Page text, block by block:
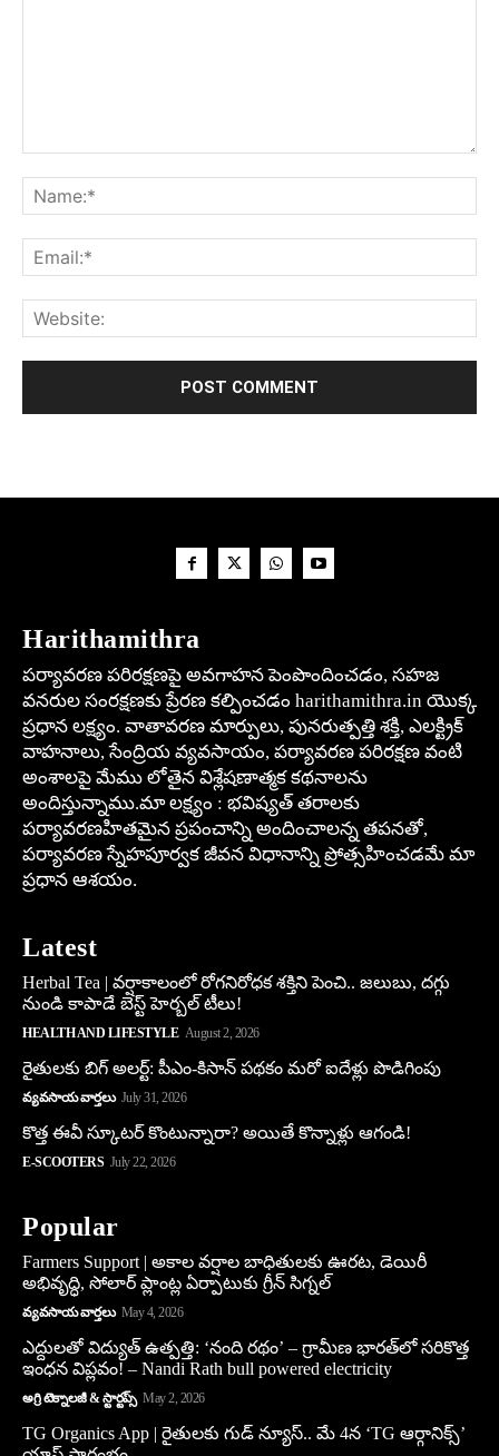
Harithamithra
పర్యావరణ పరిరక్షణపై అవగాహన పెంపొందించడం, సహజ
వనరుల సంరక్షణకు ప్రేరణ కల్పించడం harithamithra.in యొక్క
ప్రధాన లక్ష్యం. వాతావరణ మార్పులు, పునరుత్పత్తి శక్తి, ఎలక్ట్రిక్
వాహనాలు, సేంద్రియ వ్యవసాయం, పర్యావరణ పరిరక్షణ వంటి
అంశాలపై మేము లోతైన విశ్లేషణాత్మక కథనాలను
అందిస్తున్నాము.మా లక్ష్యం : భవిష్యత్ తరాలకు
పర్యావరణహితమైన ప్రపంచాన్ని అందించాలన్న తపనతో,
పర్యావరణ స్నేహపూర్వక జీవన విధానాన్ని ప్రోత్సహించడమే మా
ప్రధాన ఆశయం.
Latest
Herbal Tea | వర్షాకాలంలో రోగనిరోధక శక్తిని పెంచి.. జలుబు, దగ్గు
నుండి కాపాడే బెస్ట్ హెర్బల్ టీలు!
HEALTH AND LIFESTYLE August 2, 2026
రైతులకు బిగ్ అలర్ట్: పీఎం-కిసాన్ పథకం మరో ఐదేళ్లు పొడిగింపు
వ్యవసాయ వార్తలు July 31, 2026
కొత్త ఈవీ స్కూట‌ర్ కొంటున్నారా? అయితే కొన్నాళ్లు ఆగండి!
E-SCOOTERS July 22, 2026
Popular
Farmers Support | అకాల వర్షాల బాధితులకు ఊరట, డెయిరీ
అభివృద్ధి, సోలార్ ప్లాంట్ల ఏర్పాటుకు గ్రీన్‌ సిగ్నల్
వ్యవసాయ వార్తలు May 4, 2026
ఎద్దులతో విద్యుత్ ఉత్పత్తి: ‘నంది రథం’ – గ్రామీణ భారత్‌లో సరికొత్త
ఇంధన విప్లవం! – Nandi Rath bull powered electricity
అగ్రి టెక్నాలజీ & స్టార్టప్స్ May 2, 2026
TG Organics App | రైతులకు గుడ్ న్యూస్.. మే 4న ‘TG ఆర్గానిక్స్’